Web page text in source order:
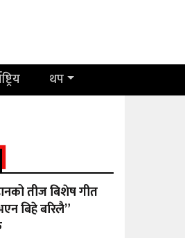
थप
तीज बिशेष गीत
बिहे बरिलै”